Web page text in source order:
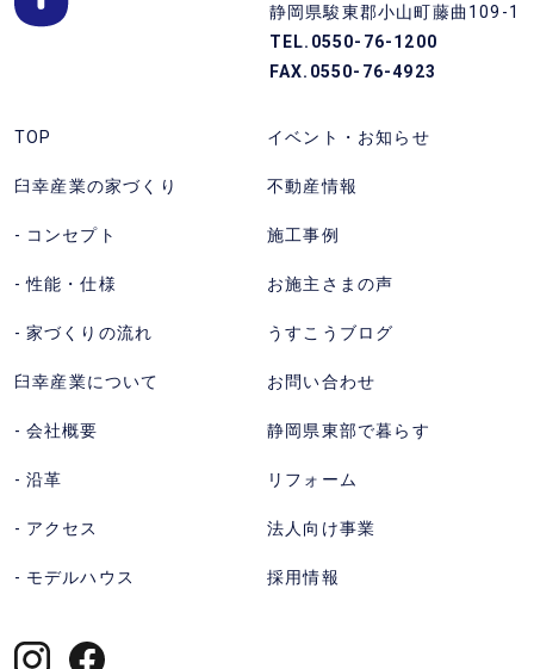
ー
ダ
ヤ
を
か
る。
受
時
間
18:00
県
の
文
住
な
ら
幸
産
株
式
静
静岡県駿東郡小山町藤曲109-1
TEL.0550-76-1200
FAX.0550-76-4923
TOP
臼幸産業の家づくり
コンセプト
性能・仕様
家づくりの流れ
臼幸産業について
会社概要
沿革
アクセス
モデルハウス
イベント・お知らせ
不動産情報
施工事例
お施主さまの声
うすこうブログ
お問い合わせ
静岡県東部で暮らす
リフォーム
法人向け事業
採用情報